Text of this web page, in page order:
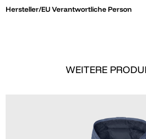
Hersteller/EU Verantwortliche Person
WEITERE